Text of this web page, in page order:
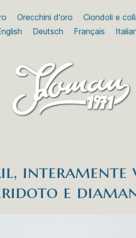
Orecchini d'oro Ciondoli e
Deutsch Français
interamente
e